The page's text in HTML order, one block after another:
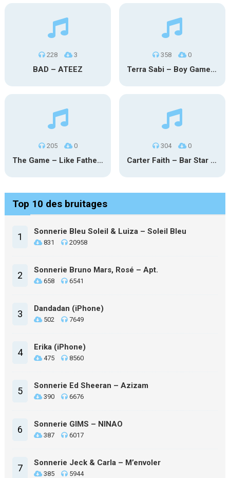
228 3
BAD – ATEEZ
358 0
Terra Sabi – Boy Game X Marcia Cruz
205 0
The Game – Like Father Like Daughter
304 0
Carter Faith – Bar Star Vevo
Top 10 des bruitages
1 Sonnerie Bleu Soleil & Luiza – Soleil Bleu
831 20958
2 Sonnerie Bruno Mars, Rosé – Apt.
658 6541
3 Dandadan (iPhone)
502 7649
4 Erika (iPhone)
475 8560
5 Sonnerie Ed Sheeran – Azizam
390 6676
6 Sonnerie GIMS – NINAO
387 6017
7 Sonnerie Jeck & Carla – M’envoler
385 5944